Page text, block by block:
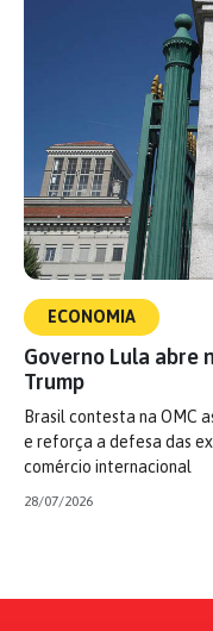
ECONOMIA
Governo Lula
Trump
Brasil contesta na OMC
e reforça a defesa das
comércio internacional
28/07/2026